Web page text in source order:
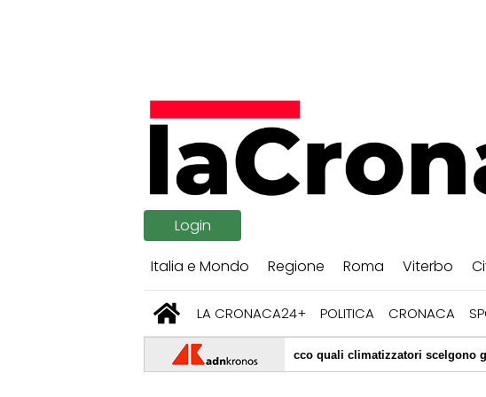
Login
Italia e Mondo
Regione Roma Viterbo
LA CRONACA24+ POLITICA CRONACA
record, vita con l'aria condizionata: ecco quali climatizzatori scelgono gli italiani